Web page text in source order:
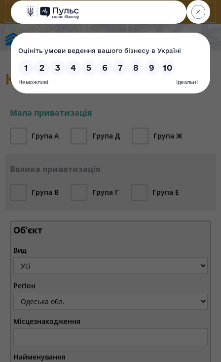
Каталог об`єктів (архів)
Мала приватизація
Група А Група Д Група Ж
Велика приватизація
Група В Група Г Група Е
Об’єкт
Вид
Регіон
Місцезнаходження
Найменування